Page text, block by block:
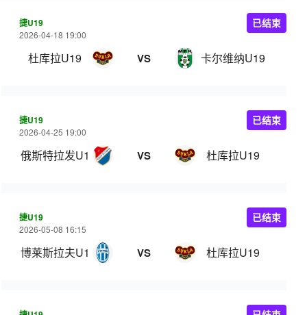
捷U19
2026-04-18 19:00
杜库拉U19 VS 卡尔维纳U19
已结束
捷U19
2026-04-25 19:00
俄斯特拉发U19 VS 杜库拉U19
已结束
捷U19
2026-05-08 16:15
博莱斯拉夫U19 VS 杜库拉U19
已结束